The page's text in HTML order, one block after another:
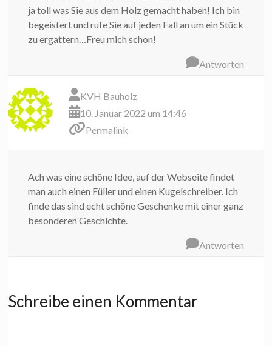
ja toll was Sie aus dem Holz gemacht haben! Ich bin
begeistert und rufe Sie auf jeden Fall an um ein Stück
zu ergattern…Freu mich schon!
Antworten
KVH Bauholz
10. Januar 2022 um 14:46
Permalink
Ach was eine schöne Idee, auf der Webseite findet
man auch einen Füller und einen Kugelschreiber. Ich
finde das sind echt schöne Geschenke mit einer ganz
besonderen Geschichte.
Antworten
Schreibe einen Kommentar